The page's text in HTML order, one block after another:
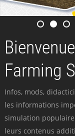
Farming
Infos, mods,
les informations
simulation populaire
leurs contenus